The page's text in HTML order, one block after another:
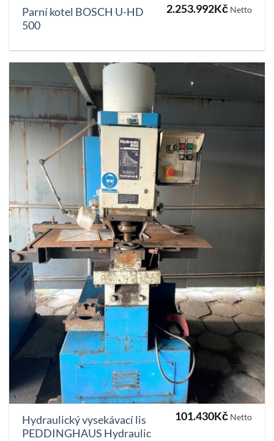
Parní kotel BOSCH U-HD
500
2.253.992Kč Netto
Hydraulický vysekávací lis
PEDDINGHAUS Hydraulic
101.430Kč Netto